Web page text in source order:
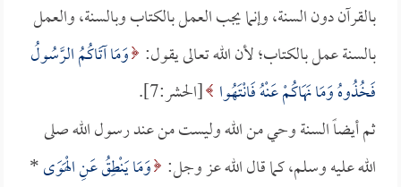
بالقرآن دون السنة، وإنما يجب العمل بالكتاب وبالسنة، والعمل
بالسنة عمل بالكتاب؛ لأن الله تعالى يقول: وَمَا آتَاكُمُ الرَّسُولُ
فَخُذُوهُ وَمَا نَهَاكُمْ عَنْهُ فَانْتَهُوا [الحشر:7].
ثم أيضاً السنة وحي من الله وليست من عند رسول الله صلى
الله عليه وسلم، كما قال الله عز وجل: وَمَا يَنْطِقُ عَنِ الْهَوَى*